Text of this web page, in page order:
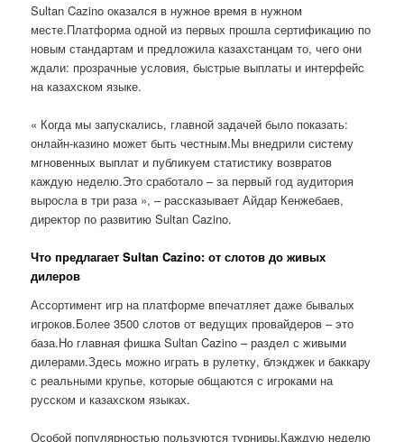
Sultan Cazino оказался в нужное время в нужном
месте.Платформа одной из первых прошла сертификацию по
новым стандартам и предложила казахстанцам то, чего они
ждали: прозрачные условия, быстрые выплаты и интерфейс
на казахском языке.
« Когда мы запускались, главной задачей было показать:
онлайн-казино может быть честным.Мы внедрили систему
мгновенных выплат и публикуем статистику возвратов
каждую неделю.Это сработало – за первый год аудитория
выросла в три раза », – рассказывает Айдар Кенжебаев,
директор по развитию Sultan Cazino.
Что предлагает Sultan Cazino: от слотов до живых
дилеров
Ассортимент игр на платформе впечатляет даже бывалых
игроков.Более 3500 слотов от ведущих провайдеров – это
база.Но главная фишка Sultan Cazino – раздел с живыми
дилерами.Здесь можно играть в рулетку, блэкджек и баккару
с реальными крупье, которые общаются с игроками на
русском и казахском языках.
Особой популярностью пользуются турниры.Каждую неделю